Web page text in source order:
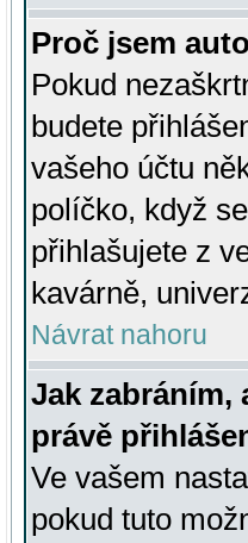
Proč jsem
Pokud
budete
vašeho účtu
políčko, když
přihlašujete z
kavárně,
Návrat nahoru
Jak zabráním,
právě
Ve vašem
pokud tuto